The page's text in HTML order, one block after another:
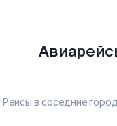
Рейсы в соседние